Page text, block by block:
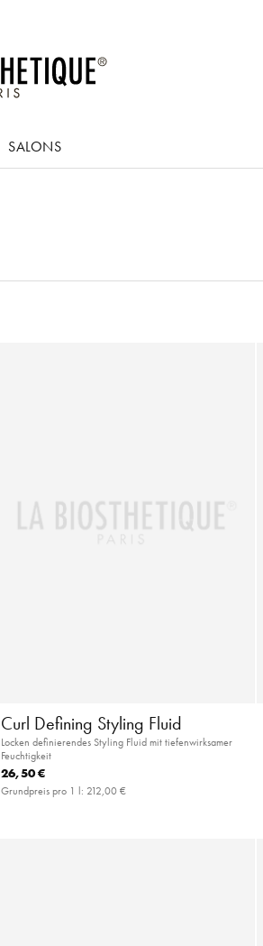
SALONS
Curl Defining Styling Fluid
Locken definierendes Styling Fluid mit tiefenwirksamer
Feuchtigkeit
26,50 €
Grundpreis pro 1 l: 212,00 €